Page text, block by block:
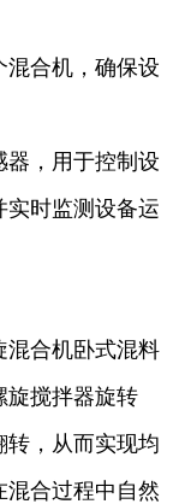
混合机，确保设
器，用于控制设
实时监测设备运
混合机卧式混料
旋搅拌器旋转
转，从而实现均
混合过程中自然